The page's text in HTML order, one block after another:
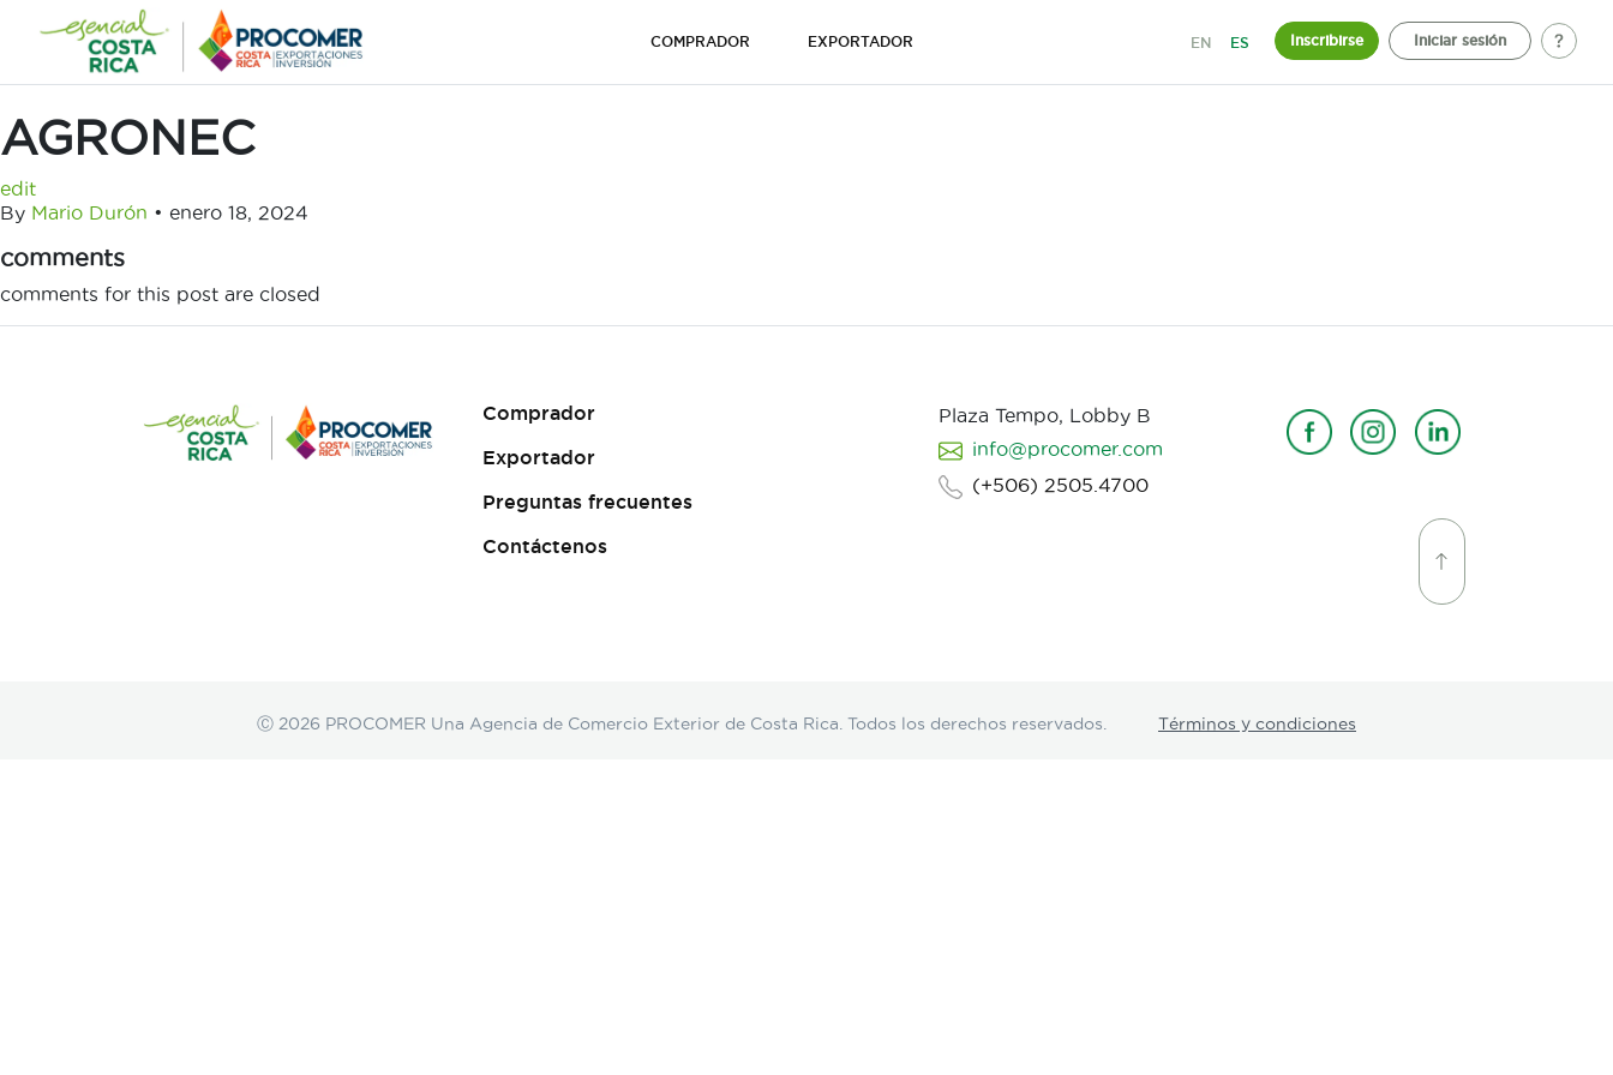
contenido
COMPRADOR EXPORTADOR EN ES Inscribirse Iniciar sesión
AGRONEC
edit
By Mario Durón • enero 18, 2024
comments
comments for this post are closed
Comprador
Exportador
Preguntas frecuentes
Contáctenos
Plaza Tempo, Lobby B
info@procomer.com
(+506) 2505.4700
Ⓒ 2026 PROCOMER Una Agencia de Comercio Exterior de Costa Rica. Todos los derechos reservados. Términos y condiciones